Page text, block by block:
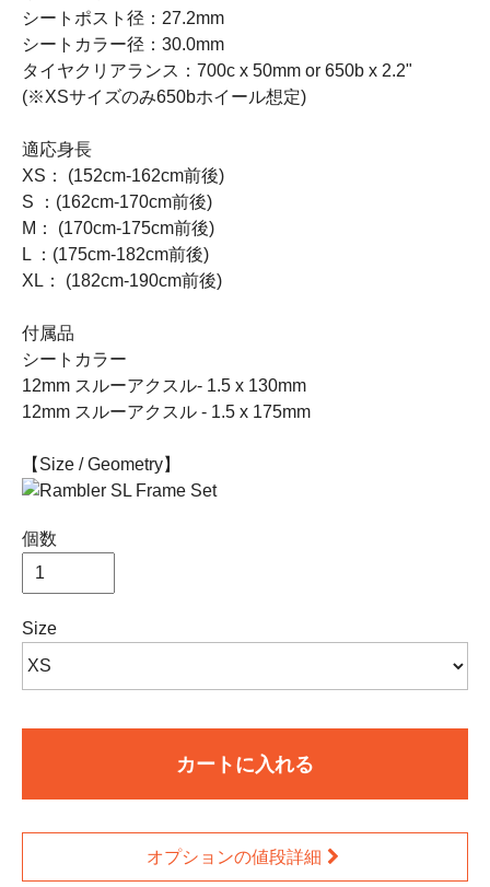
シートポスト径：27.2mm
シートカラー径：30.0mm
タイヤクリアランス：700c x 50mm or 650b x 2.2"
(※XSサイズのみ650bホイール想定)
適応身長
XS： (152cm-162cm前後)
S ：(162cm-170cm前後)
M： (170cm-175cm前後)
L ：(175cm-182cm前後)
XL： (182cm-190cm前後)
付属品
シートカラー
12mm スルーアクスル- 1.5 x 130mm
12mm スルーアクスル - 1.5 x 175mm
【Size / Geometry】
個数
Size
カートに入れる
オプションの値段詳細